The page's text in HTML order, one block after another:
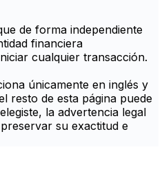
de forma independiente
financiera
cualquier transacción.
únicamente en inglés y
resto de esta página puede
la advertencia legal
su exactitud e